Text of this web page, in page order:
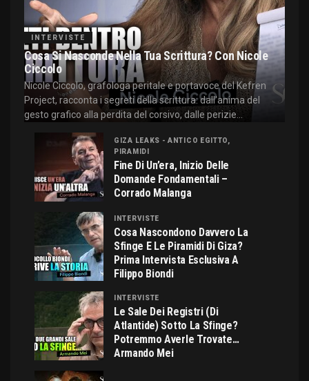
INTERVISTE
Cosa Si Nasconde Nella Tua Scrittura? Con Nicole
Ciccolo
Nicole Ciccolo, grafologa peritale e portavoce del Kefren
Project, racconta i segreti della scrittura: dall'anima del
gesto grafico alla perdita del corsivo, dalle perizie...
GIZA LEAKS - ANTICO EGITTO,
PIRAMIDI
Fine Di Un’era, Inizio Delle
Domande Fondamentali –
Corrado Malanga
INTERVISTE
Cosa Nascondono Davvero La
Sfinge E Le Piramidi Di Giza?
Prima Intervista Esclusiva A
Filippo Biondi
INTERVISTE
Le Sale Dei Registri (di
Atlantide) Sotto La Sfinge?
Potremmo Averle Trovate…
Armando Mei